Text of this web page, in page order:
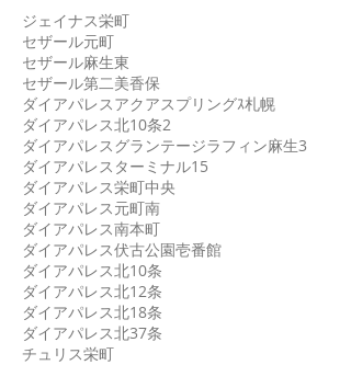
ジェイナス栄町
セザール元町
セザール麻生東
セザール第二美香保
ダイアパレスアクアスプリングｽ札幌
ダイアパレス北10条2
ダイアパレスグランテージラフィン麻生3
ダイアパレスターミナル15
ダイアパレス栄町中央
ダイアパレス元町南
ダイアパレス南本町
ダイアパレス伏古公園壱番館
ダイアパレス北10条
ダイアパレス北12条
ダイアパレス北18条
ダイアパレス北37条
チュリス栄町